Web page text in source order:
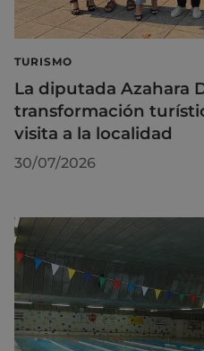
TURISMO
La diputada Azahara
transformación
visita a la localidad
30/07/2026